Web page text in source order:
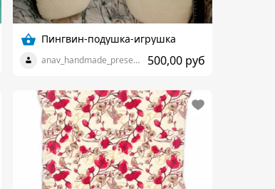
Пингвин-подушка-игрушка
anav_handmade_presents 500,00 руб